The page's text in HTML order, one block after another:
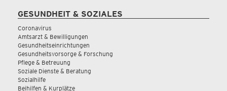
GESUNDHEIT & SOZIALES
Coronavirus
Amtsarzt & Bewilligungen
Gesundheitseinrichtungen
Gesundheitsvorsorge & Forschung
Pflege & Betreuung
Soziale Dienste & Beratung
Sozialhilfe
Beihilfen & Kurplätze